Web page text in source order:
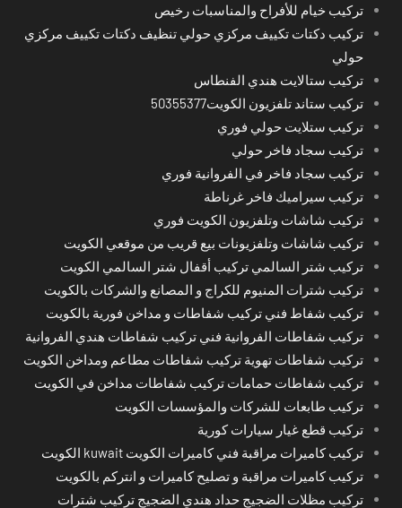
تركيب خيام للأفراح والمناسبات رخيص
تركيب دكتات تكييف مركزي حولي تنظيف دكتات تكييف مركزي
حولي
تركيب ستالايت هندي الفنطاس
تركيب ستاند تلفزيون الكويت50355377
تركيب ستلايت حولي فوري
تركيب سجاد فاخر حولي
تركيب سجاد فاخر في الفروانية فوري
تركيب سيراميك فاخر غرناطة
تركيب شاشات وتلفزيون الكويت فوري
تركيب شاشات وتلفزيونات بيع قريب من موقعي الكويت
تركيب شتر السالمي تركيب أقفال شتر السالمي الكويت
تركيب شترات المنيوم للكراج و المصانع والشركات بالكويت
تركيب شفاط فني تركيب شفاطات و مداخن فورية بالكويت
تركيب شفاطات الفروانية فني تركيب شفاطات هندي الفروانية
تركيب شفاطات تهوية تركيب شفاطات مطاعم ومداخن الكويت
تركيب شفاطات حمامات تركيب شفاطات مداخن في الكويت
تركيب طابعات للشركات والمؤسسات الكويت
تركيب قطع غيار سيارات كورية
تركيب كاميرات مراقبة فني كاميرات الكويت kuwait الكويت
تركيب كاميرات مراقبة و تصليح كاميرات و انتركم بالكويت
تركيب مظلات الضجيج حداد هندي الضجيج تركيب شترات